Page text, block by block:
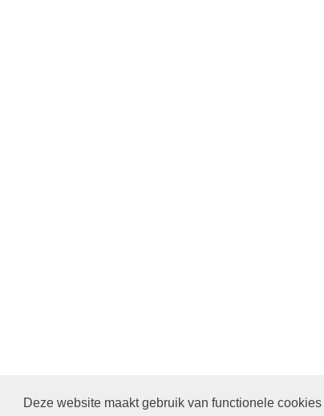
Deze website maakt gebruik van functionele